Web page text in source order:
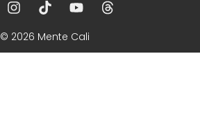
© 2026 Mente Cali